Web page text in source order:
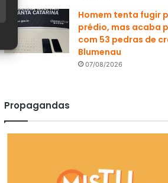
Homem tenta fugir
prédio, mas acaba
com 53 pedras de
Blumenau
07/08/2026
Propagandas